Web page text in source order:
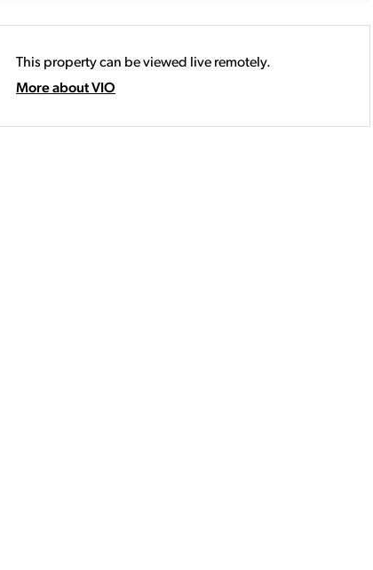
19:00
This property can be viewed live remotely.
More about VIO